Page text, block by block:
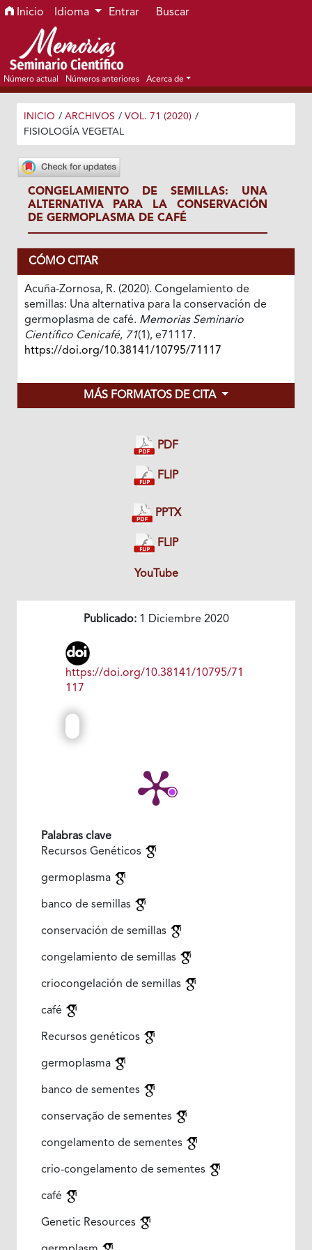
Ir al menú de navegación principal
Ir al contenido principal
Ir al pie de página del sitio
Inicio Idioma Entrar Buscar
Número actual Números anteriores Acerca de
INICIO / ARCHIVOS / VOL. 71 (2020) /
FISIOLOGÍA VEGETAL
CONGELAMIENTO DE SEMILLAS: UNA
ALTERNATIVA PARA LA CONSERVACIÓN
DE GERMOPLASMA DE CAFÉ
CÓMO CITAR
Acuña-Zornosa, R. (2020). Congelamiento de
semillas: Una alternativa para la conservación de
germoplasma de café. Memorias Seminario
Científico Cenicafé, 71(1), e71117.
https://doi.org/10.38141/10795/71117
MÁS FORMATOS DE CITA
PDF
FLIP
PPTX
FLIP
YouTube
Publicado:1 Diciembre 2020
https://doi.org/10.38141/10795/71
117
Palabras clave
Recursos Genéticos
germoplasma
banco de semillas
conservación de semillas
congelamiento de semillas
criocongelación de semillas
café
Recursos genéticos
germoplasma
banco de sementes
conservação de sementes
congelamento de sementes
crio-congelamento de sementes
café
Genetic Resources